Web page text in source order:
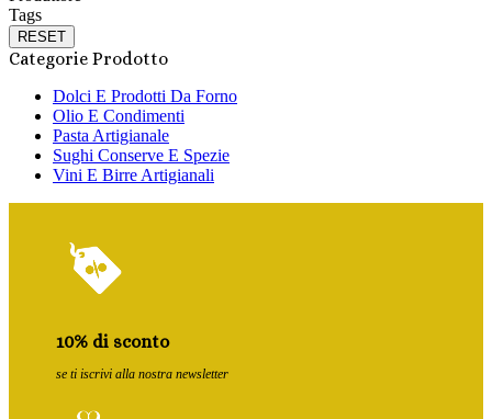
Tags
RESET
Categorie Prodotto
Dolci E Prodotti Da Forno
Olio E Condimenti
Pasta Artigianale
Sughi Conserve E Spezie
Vini E Birre Artigianali
10% di sconto
se ti iscrivi alla nostra newsletter